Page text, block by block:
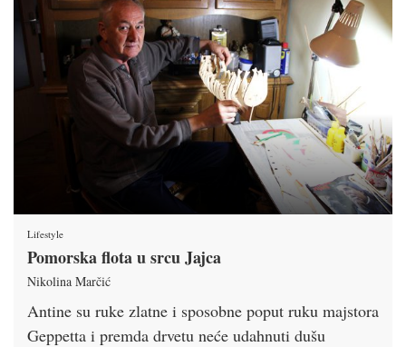
Lifestyle
Pomorska flota u srcu Jajca
Nikolina Marčić
Antine su ruke zlatne i sposobne poput ruku majstora
Geppetta i premda drvetu neće udahnuti dušu